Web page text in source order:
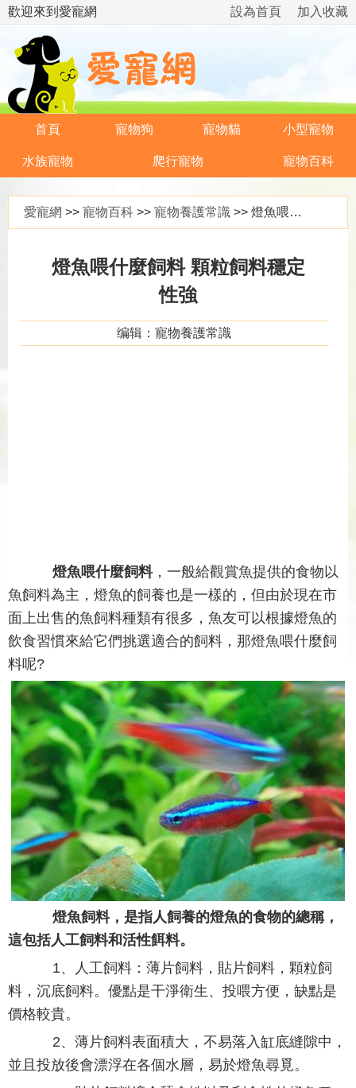
歡迎來到愛寵網 加入收藏
設為首頁
首頁 寵物狗 寵物貓 小型寵物
水族寵物 爬行寵物 寵物百科
愛寵網 >> 寵物百科 >> 寵物養護常識 >> 燈魚喂什麼飼料 顆粒飼料穩定性強
燈魚喂什麼飼料 顆粒飼料穩定
性強
编辑：寵物養護常識
燈魚喂什麼飼料，一般給觀賞魚提供的食物以
魚飼料為主，燈魚的飼養也是一樣的，但由於現在市
面上出售的魚飼料種類有很多，魚友可以根據燈魚的
飲食習慣來給它們挑選適合的飼料，那燈魚喂什麼飼
料呢?
燈魚飼料，是指人飼養的燈魚的食物的總稱，
這包括人工飼料和活性餌料。
1、人工飼料：薄片飼料，貼片飼料，顆粒飼
料，沉底飼料。優點是干淨衛生、投喂方便，缺點是
價格較貴。
2、薄片飼料表面積大，不易落入缸底縫隙中，
並且投放後會漂浮在各個水層，易於燈魚尋覓。